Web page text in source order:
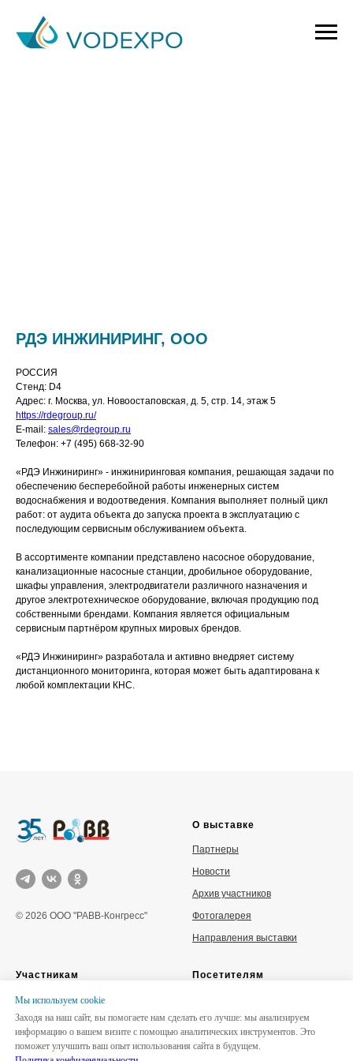
Мы используем сookie
Заходя на наш сайт, вы помогаете нам сделать его лучше: мы анализируем
информацию о вашем визите с помощью аналитических инструментов. Это
поможет улучшить ваш опыт использования сайта в будущем.
РДЭ ИНЖИНИРИНГ, ООО
РОССИЯ
Стенд: D4
Адрес: г. Москва, ул. Новоостаповская, д. 5, стр. 14, этаж 5
https://rdegroup.ru/
E-mail: sales@rdegroup.ru
Телефон: +7 (495) 668-32-90
«РДЭ Инжиниринг» - инжиниринговая компания, решающая задачи по
обеспечению бесперебойной работы инженерных систем
водоснабжения и водоотведения. Компания выполняет полный цикл
работ: от аудита объекта до запуска проекта в эксплуатацию с
последующим сервисным обслуживанием объекта.
В ассортименте компании представлено насосное оборудование,
канализационные насосные станции, дробильное оборудование,
шкафы управления, электродвигатели различного назначения и
другое электротехническое оборудование, включая продукцию под
собственными брендами. Компания является официальным
сервисным партнёром крупных мировых брендов.
«РДЭ Инжиниринг» разработала и активно внедряет систему
дистанционного мониторинга, которая может быть адаптирована к
любой комплектации КНС.
© 2026 ООО "РАВВ-Конгресс"
О выставке
Партнеры
Новости
Архив участников
Фотогалерея
Направления выставки
Участникам
Забронировать стенд
Каталог участников
Отзывы участников
Посетителям
Деловая программа
Буклет